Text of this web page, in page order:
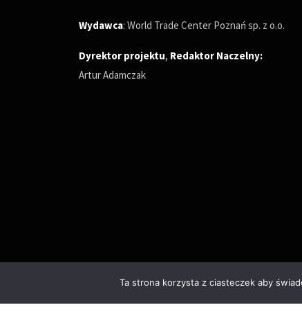
Wydawca: World Trade Center Poznań sp. z o.o.
Dyrektor projektu, Redaktor Naczelny:
Artur Adamczak
Ta strona korzysta z ciasteczek aby